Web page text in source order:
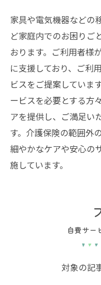
家具や電気機器などの
ど家庭内でのお困りご
おります。ご利用者様
に支援しており、ご利
ビスをご提案していま
ービスを必要とする方
アを提供し、ご満足い
す。介護保険の範囲外
細やかなケアや安心の
施しています。
自費サー
対象の記